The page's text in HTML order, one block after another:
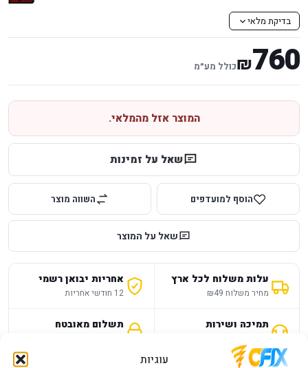
עוגיות
בדיקת מלאי
760
₪כולל מע״מ
המוצר אזל מהמלאי.
שאל על זמינות
הוסף למועדפים השווה מוצר
שאל על המוצר
עלות משלוח לכל ארץ
מחיר משלוח ₪49
אחריות יבואן רשמי
12 חודשי אחריות
תמיכה ושירות תשלום מאובטח